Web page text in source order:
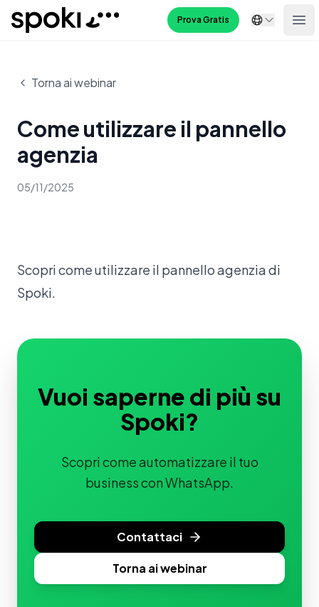
Spoki Prova Gratis
Torna ai webinar
Come utilizzare il pannello
agenzia
05/11/2025
Scopri come utilizzare il pannello agenzia di
Spoki.
Vuoi saperne di più su
Spoki?
Scopri come automatizzare il tuo
business con WhatsApp.
Contattaci
Torna ai webinar